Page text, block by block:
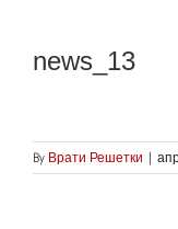
news_13
By Врати Решетки |